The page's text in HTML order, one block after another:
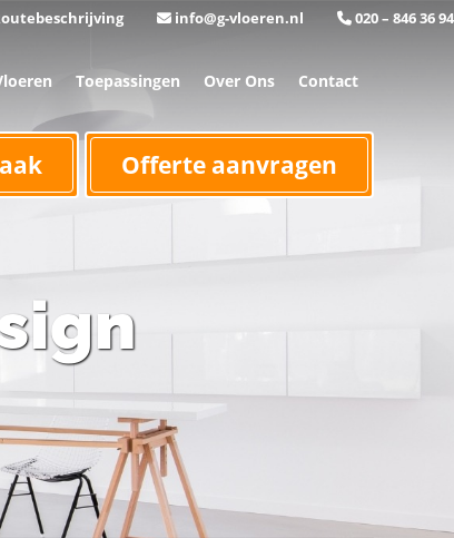
info@g-vloeren.nl 020 – 846 36 94
Toepassingen Over Ons Contact
Offerte aanvragen